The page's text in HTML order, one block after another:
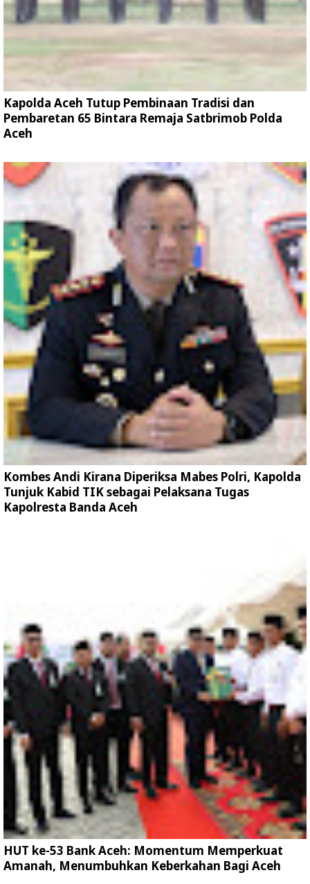
Kapolda Aceh Tutup Pembinaan Tradisi dan
Pembaretan 65 Bintara Remaja Satbrimob Polda
Aceh
Kombes Andi Kirana Diperiksa Mabes Polri, Kapolda
Tunjuk Kabid TIK sebagai Pelaksana Tugas
Kapolresta Banda Aceh
HUT ke-53 Bank Aceh: Momentum Memperkuat
Amanah, Menumbuhkan Keberkahan Bagi Aceh